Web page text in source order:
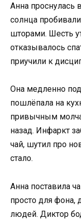
Анна проснулась
солнца
шторами. Шесть
отказывалось
приучили к
Она медленно
пошлёпала на
привычным
назад. Инфаркт
чай, шутил про
стало.
Анна поставила
просто для фона,
людей. Диктор